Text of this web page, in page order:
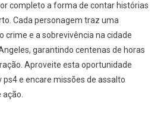
completo a forma de contar histórias
Cada personagem traz uma
crime e a sobrevivência na cidade
garantindo centenas de horas
Aproveite esta oportunidade
e encare missões de assalto